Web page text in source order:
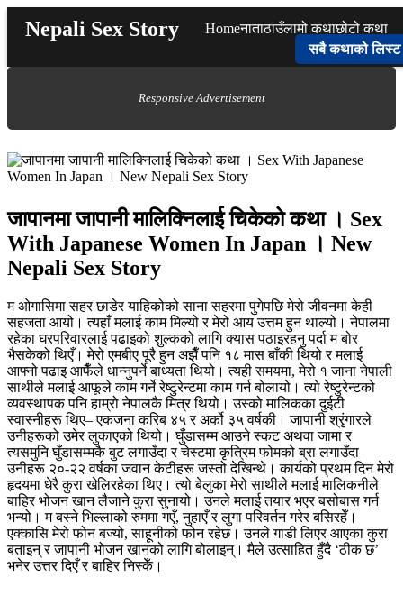
Nepali Sex Story Homeनाताठाउँलामो कथाछोटो कथा
सबै कथाको लिस्ट
Responsive Advertisement
जापानमा जापानी मालिक्निलाई चिकेको कथा । Sex
With Japanese Women In Japan । New
Nepali Sex Story
म ओगासिमा सहर छाडेर याहिकोको साना सहरमा पुगेपछि मेरो जीवनमा केही
सहजता आयो। त्यहाँ मलाई काम मिल्यो र मेरो आय उत्तम हुन थाल्यो। नेपालमा
रहेका घरपरिवारलाई पढाइको शुल्कको लागि क्यास पठाइरहनु पर्दा म बोर
भैसकेको थिएँ। मेरो एमबीए पूरै हुन अझैँ पनि १८ मास बाँकी थियो र मलाई
आफ्नो पढाइ आफैँले धान्नुपर्ने बाध्यता थियो। त्यही समयमा, मेरो १ जाना नेपाली
साथीले मलाई आफूले काम गर्ने रेष्टुरेन्टमा काम गर्न बोलायो। त्यो रेष्टुरेन्टको
व्यवस्थापक पनि हाम्रो नेपालकै मित्र थियो। उस्को मालिकका दुईटी
स्वास्नीहरू थिए– एकजना करिब ४५ र अर्को ३५ वर्षकी। जापानी श्रृंगारले
उनीहरूको उमेर लुकाएको थियो। घुँडासम्म आउने स्कट अथवा जामा र
त्यसमुनि घुँडासम्मकै बुट लगाउँदा र चेस्टमा कृत्रिम फोमको ब्रा लगाउँदा
उनीहरू २०-२२ वर्षका जवान केटीहरू जस्तो देखिन्थे। कार्यको प्रथम दिन मेरो
हृदयमा धेरै कुरा खेलिरहेका थिए। त्यो बेलुका मेरो साथीले मलाई मालिकनीले
बाहिर भोजन खान लैजाने कुरा सुनायो। उनले मलाई तयार भएर बसोबास गर्न
भन्यो। म बस्ने भिल्लाको रुममा गएँ, नुहाएँ र लुगा परिवर्तन गरेर बसिरहेँ।
एक्कासि मेरो फोन बज्यो, साहूनीको फोन रहेछ। उनले गाडी लिएर आएका कुरा
बताइन् र जापानी भोजन खानको लागि बोलाइन्। मैले उत्साहित हुँदै ‘ठीक छ’
भनेर उत्तर दिएँ र बाहिर निस्केँ।